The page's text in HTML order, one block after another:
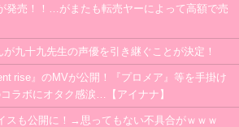
発売！！…がまたも転売ヤーによって高額で売
が九十九先生の声優を引き継ぐことが決定！
rise』のMVが公開！『プロメア』等を手掛け
ラボにオタク感涙…【アイナナ】
スも公開に！→思ってもない不具合がｗｗｗ